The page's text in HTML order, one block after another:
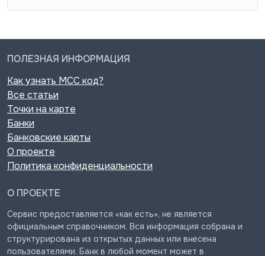
ПОЛЕЗНАЯ ИНФОРМАЦИЯ
Как узнать MCC код?
Все статьи
Точки на карте
Банки
Банковские карты
О проекте
Политика конфиденциальности
О ПРОЕКТЕ
Сервис предоставляется «как есть», не является
официальным справочником. Вся информация собрана и
структурирована из открытых данных или внесена
пользователями. Банк в любой момент может в